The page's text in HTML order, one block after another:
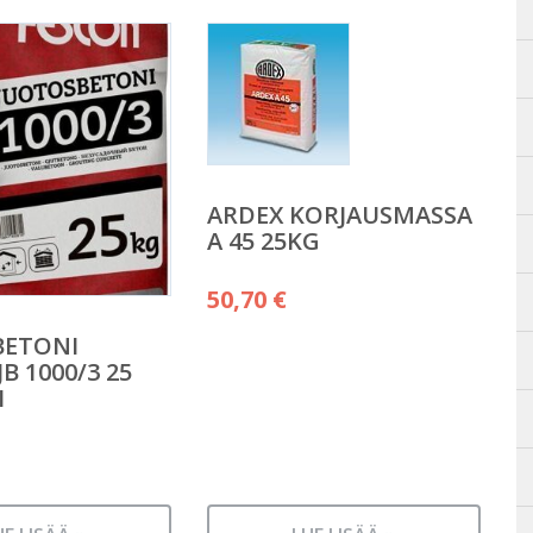
1000/3 25
ARDEX KORJAUSMASSA
A 45 25KG
50,70 €